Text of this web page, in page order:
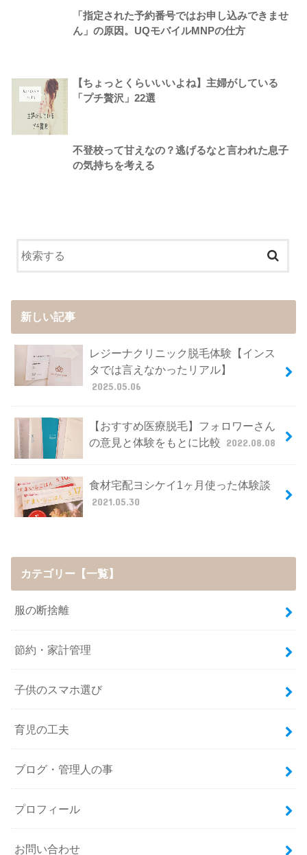
「指定された予約番号ではお申し込みできませ
ん」の原因。UQモバイルMNPの仕方
【ちょっとくらいいいよね】主婦がしている
「プチ贅沢」22選
不登校って甘えなの？逃げるなと言われた息子
の気持ちを考える
新しい記事
レジーナクリニック脱毛体験【インス
タでは言えなかったリアル】
2025.05.06
【おすすめ医療脱毛】フォロワーさん
の意見と体験をもとに比較 2022.08.08
食材宅配ヨシケイ1ヶ月使った体験談
2021.05.30
カテゴリー【一覧】
服の断捨離
節約・家計管理
子供のスマホ選び
育児の工夫
ブログ・管理人の事
プロフィール
お問い合わせ